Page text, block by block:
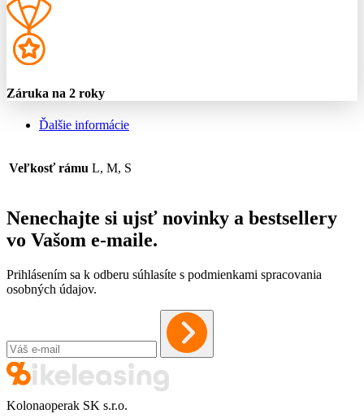
Záruka na 2 roky
Ďalšie informácie
Veľkosť rámu L, M, S
Nenechajte si ujsť novinky a bestsellery
vo Vašom e-maile.
Prihlásením sa k odberu súhlasíte s podmienkami spracovania
osobných údajov.
Kolonaoperak SK s.r.o.